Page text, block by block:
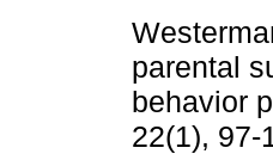
parental
behavior
22(1), 97-